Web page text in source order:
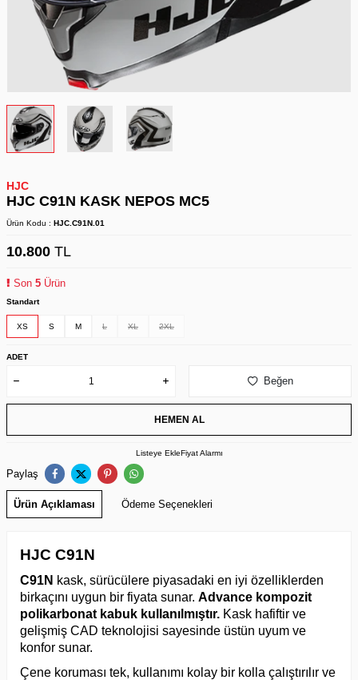
HJC
HJC C91N KASK NEPOS MC5
Ürün Kodu : HJC.C91N.01
10.800 TL
Son 5 Ürün
Standart
XS S M L XL 2XL
ADET
Beğen
HEMEN AL
Listeye EkleFiyat Alarmı
Paylaş
Ürün Açıklaması Ödeme Seçenekleri
HJC C91N
C91N kask, sürücülere piyasadaki en iyi özelliklerden
birkaçını uygun bir fiyata sunar. Advance kompozit
polikarbonat kabuk kullanılmıştır. Kask hafiftir ve
gelişmiş CAD teknolojisi sayesinde üstün uyum ve
konfor sunar.
Çene koruması tek, kullanımı kolay bir kolla çalıştırılır ve